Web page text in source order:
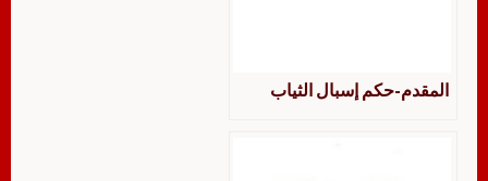
المقدم-حكم إسبال الثياب